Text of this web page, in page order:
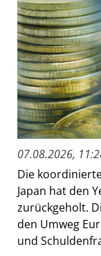
07.08.2026,
Die
Japan hat den
zurückgeholt.
den Umweg
und